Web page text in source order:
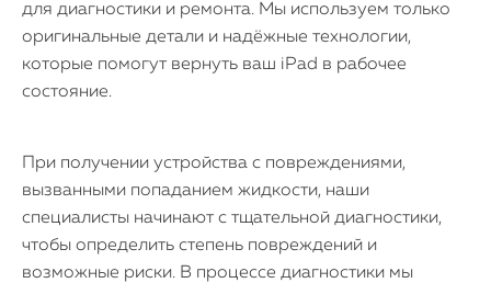
iMac
Mac Mini
О нас
Контакты
Статьи
для диагностики и ремонта. Мы используем только
оригинальные детали и надёжные технологии,
которые помогут вернуть ваш iPad в рабочее
состояние.
При получении устройства с повреждениями,
вызванными попаданием жидкости, наши
специалисты начинают с тщательной диагностики,
чтобы определить степень повреждений и
возможные риски. В процессе диагностики мы